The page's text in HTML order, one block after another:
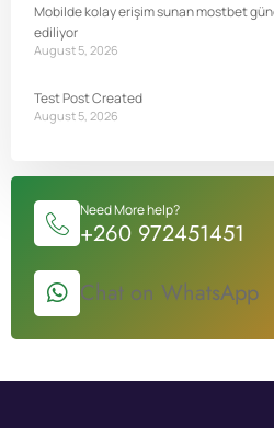
Mobilde kolay erişim sunan mostbet
ediliyor
August 5, 2026
Test Post Created
August 5, 2026
Need More help?
+260 972451451
Chat on WhatsApp